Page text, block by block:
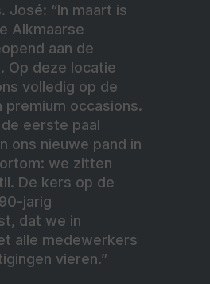
José: “In maart is
Alkmaarse
aan de
Op deze locatie
volledig op de
premium occasions.
eerste paal
ons nieuwe pand in
we zitten
De kers op de
jarig
dat we in
alle medewerkers
vieren.”